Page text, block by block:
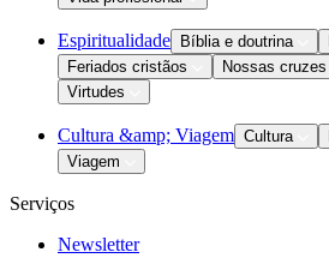
Espiritualidade Bíblia e doutrina
Feriados cristãos
Nossas cruzes
Virtudes
Cultura &amp; Viagem Cultura
Viagem
Serviços
Newsletter